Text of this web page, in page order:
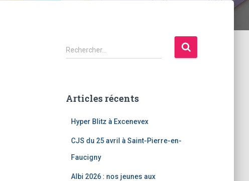
R
e
r
Rechercher…
Articles récents
Hyper Blitz à Excenevex
CJS du 25 avril à Saint-Pierre-en-
Faucigny
Albi 2026 : nos jeunes aux